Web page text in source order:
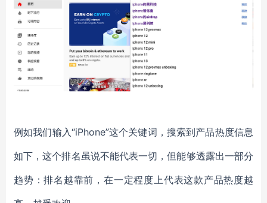
例如我们输入“iPhone”这个关键词，搜索到产品热度信息
如下，这个排名虽说不能代表一切，但能够透露出一部分
趋势：排名越靠前，在一定程度上代表这款产品热度越